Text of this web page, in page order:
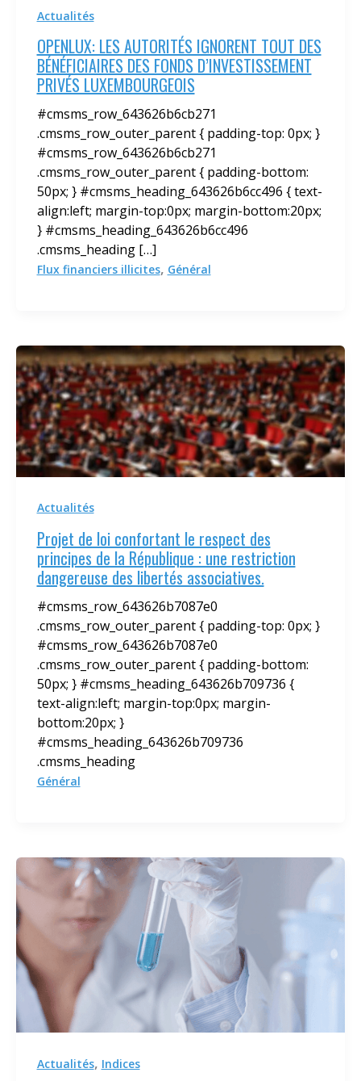
Actualités
OPENLUX: LES AUTORITÉS IGNORENT TOUT DES
BÉNÉFICIAIRES DES FONDS D’INVESTISSEMENT
PRIVÉS LUXEMBOURGEOIS
#cmsms_row_643626b6cb271
.cmsms_row_outer_parent { padding-top: 0px; }
#cmsms_row_643626b6cb271
.cmsms_row_outer_parent { padding-bottom:
50px; } #cmsms_heading_643626b6cc496 { text-
align:left; margin-top:0px; margin-bottom:20px;
} #cmsms_heading_643626b6cc496
.cmsms_heading […]
Flux financiers illicites, Général
Actualités
Projet de loi confortant le respect des
principes de la République : une restriction
dangereuse des libertés associatives.
#cmsms_row_643626b7087e0
.cmsms_row_outer_parent { padding-top: 0px; }
#cmsms_row_643626b7087e0
.cmsms_row_outer_parent { padding-bottom:
50px; } #cmsms_heading_643626b709736 {
text-align:left; margin-top:0px; margin-
bottom:20px; }
#cmsms_heading_643626b709736
.cmsms_heading
Général
Actualités, Indices